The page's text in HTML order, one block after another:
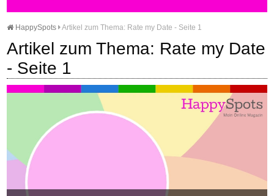
HappySpots Artikel zum Thema: Rate my Date - Seite 1
Artikel zum Thema: Rate my Date
- Seite 1